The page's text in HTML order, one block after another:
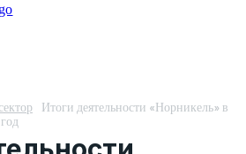
Итоги деятельности «Норникель» в